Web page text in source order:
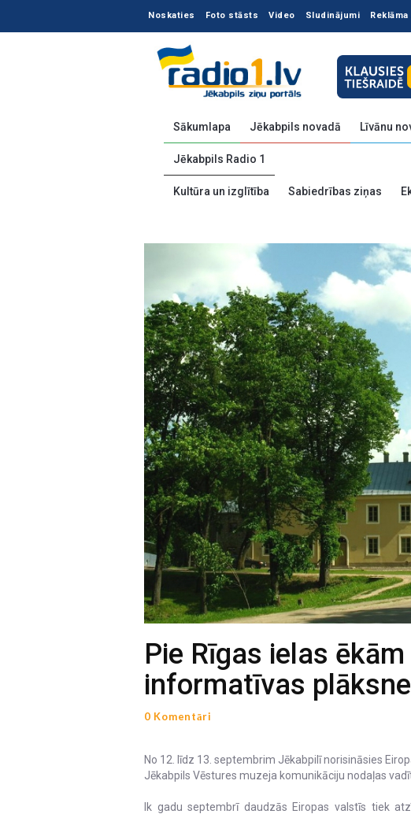
Noskaties Foto stāsts Video Sludinājumi
Sākumlapa Jēkabpils novadā Līvānu
Jēkabpils Radio 1
Kultūra un izglītība Sabiedrības ziņas
Pie Rīgas ielas
informatīvas
0 Komentāri
No 12. līdz 13. septembrim Jēkabpilī norisināsies
Jēkabpils Vēstures muzeja komunikāciju nodaļas
Ik gadu septembrī daudzās Eiropas valstīs tiek